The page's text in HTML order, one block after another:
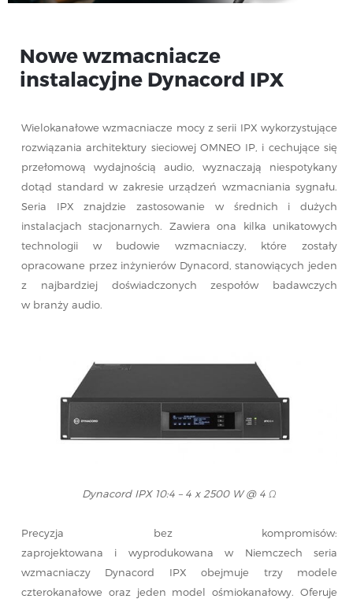
Nowe wzmacniacze
instalacyjne Dynacord IPX
Wielokanałowe wzmacniacze mocy z serii IPX wykorzystujące
rozwiązania architektury sieciowej OMNEO IP, i cechujące się
przełomową wydajnością audio, wyznaczają niespotykany
dotąd standard w zakresie urządzeń wzmacniania sygnału.
Seria IPX znajdzie zastosowanie w średnich i dużych
instalacjach stacjonarnych. Zawiera ona kilka unikatowych
technologii w budowie wzmacniaczy, które zostały
opracowane przez inżynierów Dynacord, stanowiących jeden
z najbardziej doświadczonych zespołów badawczych
w branży audio.
Dynacord IPX 10:4 – 4 x 2500 W @ 4 Ω
Precyzja bez kompromisów:
zaprojektowana i wyprodukowana w Niemczech seria
wzmacniaczy Dynacord IPX obejmuje trzy modele
czterokanałowe oraz jeden model ośmiokanałowy. Oferuje